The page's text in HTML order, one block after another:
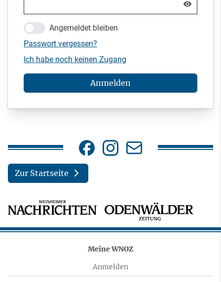
Angemeldet bleiben
Passwort vergessen?
Ich habe noch keinen Zugang
Anmelden
Zur Startseite
Meine WNOZ
Anmelden